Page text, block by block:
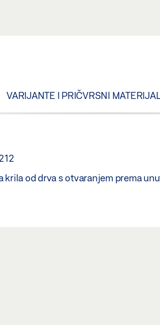
VARIJANTE I PRIČVRSNI MATERIJAL
od drva s otvaranjem prema